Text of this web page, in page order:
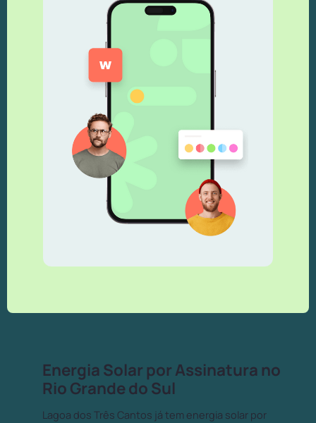
Energia Solar por Assinatura no
Rio Grande do Sul
Lagoa dos Três Cantos já tem energia solar por